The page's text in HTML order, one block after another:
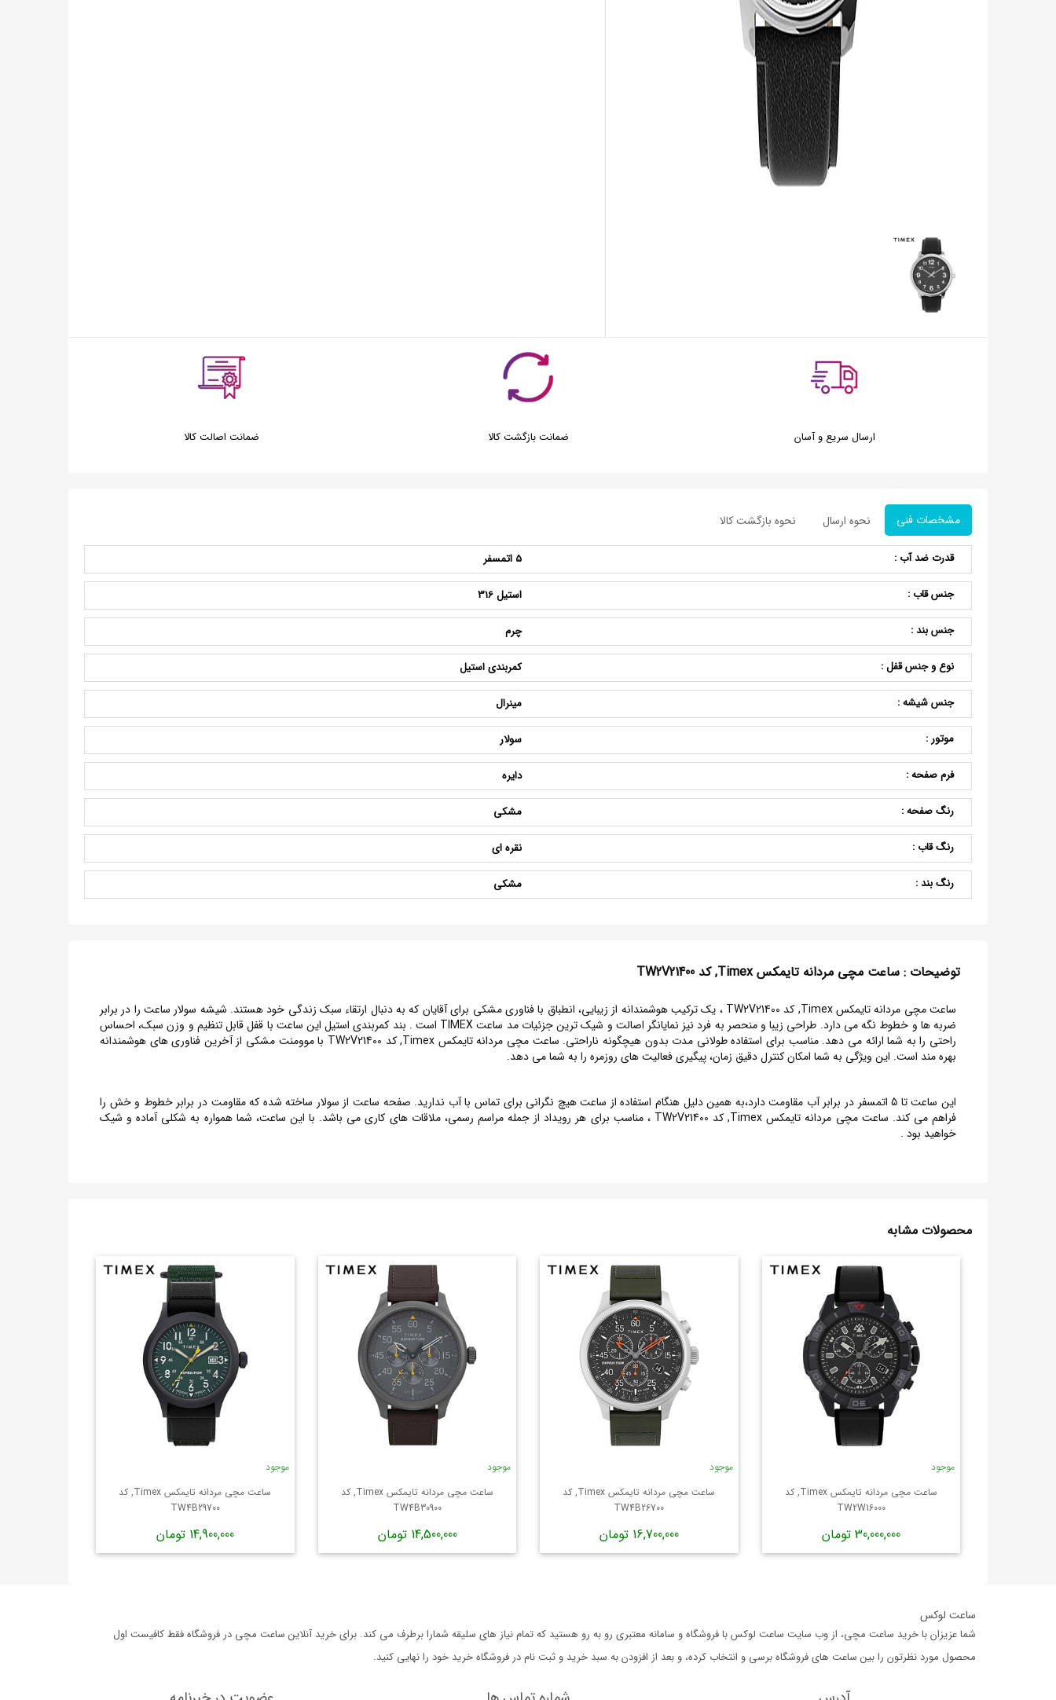
ارسال سریع و آسان ضمانت بازگشت کالا ضمانت اصالت کالا
مشخصات فنی نحوه ارسال نحوه بازگشت کالا
قدرت ضد آب : 5 اتمسفر
جنس قاب : استیل 316
جنس بند : چرم
نوع و جنس قفل : کمربندی استیل
جنس شیشه : مینرال
موتور : سولار
فرم صفحه : دایره
رنگ صفحه : مشکی
رنگ قاب : نقره ای
رنگ بند : مشکی
توضیحات : ساعت مچی مردانه تایمکس Timex, کد TW2V21400
ساعت مچی مردانه تایمکس Timex, کد TW2V21400 ، یک ترکیب هوشمندانه از زیبایی، انطباق با فناوری مشکی برای آقایان که به دنبال ارتقاء سبک زندگی خود هستند. شیشه سولار ساعت را در برابر
ضربه ها و خطوط نگه می دارد. طراحی زیبا و منحصر به فرد نیز نمایانگر اصالت و شیک ترین جزئیات مد ساعت TIMEX است . بند کمربندی استیل این ساعت با قفل قابل تنظیم و وزن سبک، احساس
راحتی را به شما ارائه می دهد. مناسب برای استفاده طولانی مدت بدون هیچگونه ناراحتی. ساعت مچی مردانه تایمکس Timex, کد TW2V21400 با موومنت مشکی از آخرین فناوری های هوشمندانه
بهره مند است. این ویژگی به شما امکان کنترل دقیق زمان، پیگیری فعالیت های روزمره را به شما می دهد.
این ساعت تا 5 اتمسفر در برابر آب مقاومت دارد،به همین دلیل هنگام استفاده از ساعت هیچ نگرانی برای تماس با آب ندارید. صفحه ساعت از سولار ساخته شده که مقاومت در برابر خطوط و خش را
فراهم می کند. ساعت مچی مردانه تایمکس Timex, کد TW2V21400 ، مناسب برای هر رویداد از جمله مراسم رسمی، ملاقات های کاری می باشد. با این ساعت، شما همواره به شکلی آماده و شیک
خواهید بود .
محصولات مشابه
موجود
ساعت مچی مردانه تایمکس Timex, کد
TW2W16000
30,000,000 تومان
موجود
ساعت مچی مردانه تایمکس Timex, کد
TW4B26700
16,700,000 تومان
موجود
ساعت مچی مردانه تایمکس Timex, کد
TW4B30900
14,500,000 تومان
موجود
ساعت مچی مردانه تایمکس Timex, کد
TW4B29700
14,900,000 تومان
ساعت لوکس
شما عزیزان با خرید ساعت مچی، از وب سایت ساعت لوکس با فروشگاه و سامانه معتبری رو به رو هستید که تمام نیاز های سلیقه شمارا برطرف می کند. برای خرید آنلاین ساعت مچی در فروشگاه فقط کافیست اول
محصول مورد نظرتون را بین ساعت های فروشگاه برسی و انتخاب کرده، و بعد از افزودن به سبد خرید و ثبت نام در فروشگاه خرید خود را نهایی کنید.